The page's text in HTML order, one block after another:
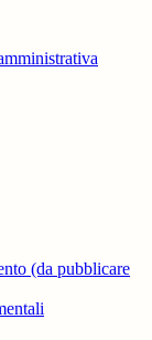
(da pubblicare